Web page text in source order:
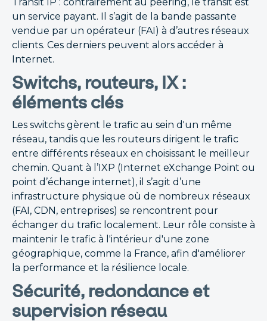
un service payant. Il s’agit de la bande passante
vendue par un opérateur (FAI) à d’autres réseaux
clients. Ces derniers peuvent alors accéder à
Internet.
Switchs, routeurs, IX :
éléments clés
Les switchs gèrent le trafic au sein d'un même
réseau, tandis que les routeurs dirigent le trafic
entre différents réseaux en choisissant le meilleur
chemin. Quant à l’IXP (Internet eXchange Point ou
point d’échange internet), il s’agit d’une
infrastructure physique où de nombreux réseaux
(FAI, CDN, entreprises) se rencontrent pour
échanger du trafic localement. Leur rôle consiste à
maintenir le trafic à l'intérieur d'une zone
géographique, comme la France, afin d'améliorer
la performance et la résilience locale.
Sécurité, redondance et
supervision réseau